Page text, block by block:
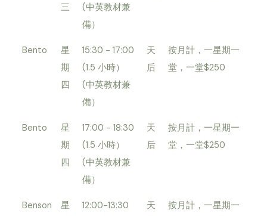
三
(中英教材兼
備）
Bento
星
期
四
15:30 - 17:00
(1.5 小時）
(中英教材兼
備）
天
后
按月計，一星期一
堂，一堂$250
Bento
星
期
四
17:00 - 18:30
(1.5 小時）
(中英教材兼
備）
天
后
按月計，一星期一
堂，一堂$250
Benson
星
12:00-13:30
天
按月計，一星期一